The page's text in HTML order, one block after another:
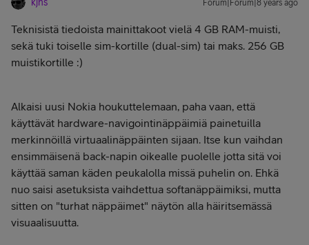
kjns Forum|Forum|8 years ago
Teknisistä tiedoista mainittakoot vielä 4 GB RAM-muisti,
sekä tuki toiselle sim-kortille (dual-sim) tai maks. 256 GB
muistikortille :)
Alkaisi uusi Nokia houkuttelemaan, paha vaan, että
käyttävät hardware-navigointinäppäimiä painetuilla
merkinnöillä virtuaalinäppäinten sijaan. Itse kun vaihdan
ensimmäisenä back-napin oikealle puolelle jotta sitä voi
käyttää saman käden peukalolla missä puhelin on. Ehkä
nuo saisi asetuksista vaihdettua softanäppäimiksi, mutta
sitten on "turhat näppäimet" näytön alla häiritsemässä
visuaalisuutta.